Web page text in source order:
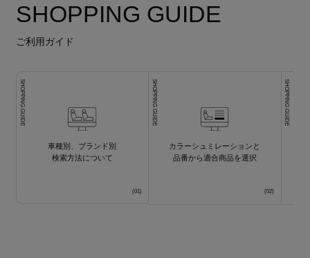
SHOPPING GUIDE
ご利用ガイド
SHOPPING GUIDE
車種別、ブランド別
検索方法について
SHOPPING GUIDE
カラーシュミレーションと
品番から適合商品を選択
SHOPPING GUIDE